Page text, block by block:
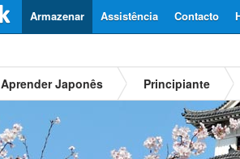
Contacto
Assistência
Armazenar
Aprender Japonês Principiante